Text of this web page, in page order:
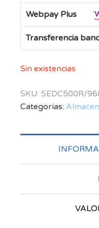
Webpay Plus
Transferencia
Sin existencias
SKU: SEDC500R/
Categorías: